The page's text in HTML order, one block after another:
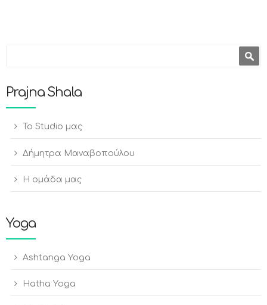
Prajna Shala
To Studio μας
Δήμητρα Μαναβοπούλου
Η ομάδα μας
Yoga
Ashtanga Yoga
Hatha Yoga